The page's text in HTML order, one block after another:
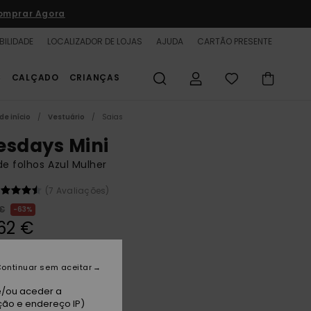
Agora
LOCALIZADOR DE LOJAS AJUDA CARTÃO PRESENTE
CALÇADO CRIANÇAS
início Vestuário Saias
Mini
folhos Azul Mulher
(7 Avaliações)
63%
€
PROMO 25% EXTRA
Blue As If Plaid
ou aceder a
e endereço IP)
sem aceitar